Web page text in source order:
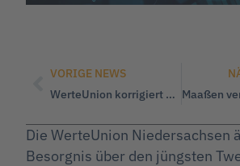
VORIGE NEWS
WerteUnion korrigiert die Tagesschau: Waldbrände nehmen nicht zu, sondern gehen seit 2003 zurück!
Die WerteUnion Niedersachsen
Besorgnis über den jüngsten